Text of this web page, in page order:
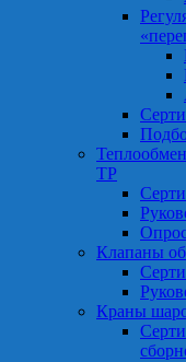
ТР
Клапаны
Краны